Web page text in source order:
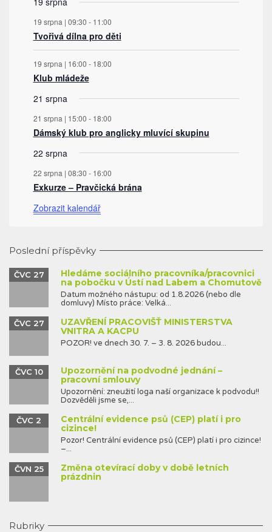
19 srpna | 09:30 - 11:00
Tvořivá dílna pro děti
19 srpna | 16:00 - 18:00
Klub mládeže
21 srpna
21 srpna | 15:00 - 18:00
Dámský klub pro anglicky mluvící skupinu
22 srpna
22 srpna | 08:30 - 16:00
Exkurze – Pravčická brána
Zobrazit kalendář
Poslední příspěvky
Hledáme sociálního pracovníka/pracovnici
na pobočku v Ústí nad Labem a Chomutově
ČVC 27
Datum možného nástupu: od 1.8.2026 (nebo dle
domluvy) Místo práce: Velká...
UZAVŘENÍ PRACOVIŠŤ MINISTERSTVA
VNITRA A KACPU
ČVC 27
POZOR! ve dnech 30. 7. – 3. 8. 2026 budou...
Upozornění na podvodné jednání –
pracovní smlouvy
ČVC 10
Upozornění: zneužití loga naší organizace k podvodu!!
Dozvěděli jsme se,...
Centrální evidence psů (CEP) platí i pro
cizince!
ČVC 2
Pozor! Centrální evidence psů (CEP) platí i pro cizince!
–...
Změna otevírací doby v době letních
prázdnin
ČVN 25
Rubriky